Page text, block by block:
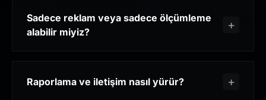
Sadece reklam veya sadece ölçümleme
alabilir miyiz?
Raporlama ve iletişim nasıl yürür?